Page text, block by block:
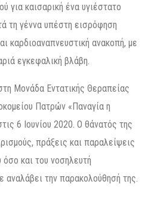
για καισαρική ένα υγιέστατο
τη γέννα υπέστη εισρόφηση
καρδιοαναπνευστική ανακοπή, με
εγκεφαλική βλάβη.
Μονάδα Εντατικής Θεραπείας
Πατρών «Παναγία η
6 Ιουνίου 2020. Ο θάνατός της
πράξεις και παραλείψεις
και του νοσηλευτή
αναλάβει την παρακολούθησή της.